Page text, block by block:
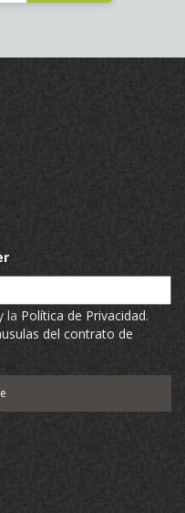
la Política de Privacidad.
del contrato de